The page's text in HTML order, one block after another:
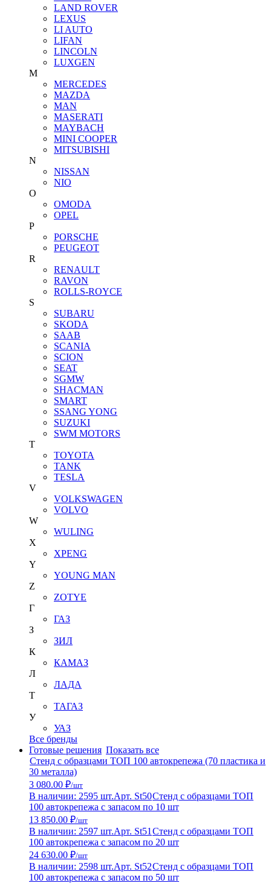
LAND ROVER
LEXUS
LI AUTO
LIFAN
LINCOLN
LUXGEN
M
MERCEDES
MAZDA
MAN
MASERATI
MAYBACH
MINI COOPER
MITSUBISHI
N
NISSAN
NIO
O
OMODA
OPEL
P
PORSCHE
PEUGEOT
R
RENAULT
RAVON
ROLLS-ROYCE
S
SUBARU
SKODA
SAAB
SCANIA
SCION
SEAT
SGMW
SHACMAN
SMART
SSANG YONG
SUZUKI
SWM MOTORS
T
TOYOTA
TANK
TESLA
V
VOLKSWAGEN
VOLVO
W
WULING
X
XPENG
Y
YOUNG MAN
Z
ZOTYE
Г
ГАЗ
З
ЗИЛ
К
КАМАЗ
Л
ЛАДА
Т
ТАГАЗ
У
УАЗ
Все бренды
Готовые решения Показать все
Стенд с образцами ТОП 100 автокрепежа (70 пластика и
30 металла)
3 080.00 ₽/шт
В наличии: 2595 шт.Арт. St50Стенд с образцами ТОП
100 автокрепежа с запасом по 10 шт
13 850.00 ₽/шт
В наличии: 2597 шт.Арт. St51 Стенд с образцами ТОП
100 автокрепежа с запасом по 20 шт
24 630.00 ₽/шт
В наличии: 2598 шт.Арт. St52Стенд с образцами ТОП
100 автокрепежа с запасом по 50 шт